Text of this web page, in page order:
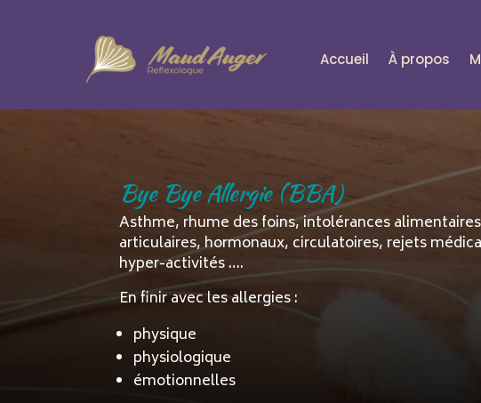
Accueil À propos
Bye Bye Allergie (BBA)
Asthme, rhume des foins, intolérances
articulaires, hormonaux, circulatoires, rejets
hyper-activités ….
En finir avec les allergies :
physique
physiologique
émotionnelles